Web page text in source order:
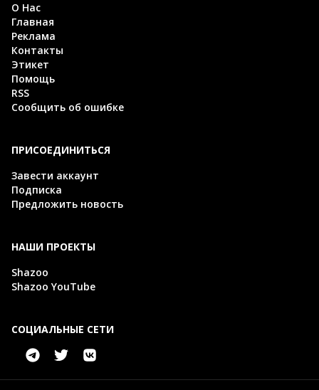
О Нас
Главная
Реклама
Контакты
Этикет
Помощь
RSS
Сообщить об ошибке
ПРИСОЕДИНИТЬСЯ
Завести аккаунт
Подписка
Предложить новость
НАШИ ПРОЕКТЫ
Shazoo
Shazoo YouTube
СОЦИАЛЬНЫЕ СЕТИ